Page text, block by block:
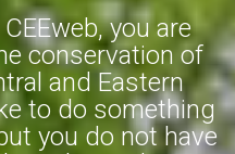
you are
conservation of
and Eastern
to do something
you do not have